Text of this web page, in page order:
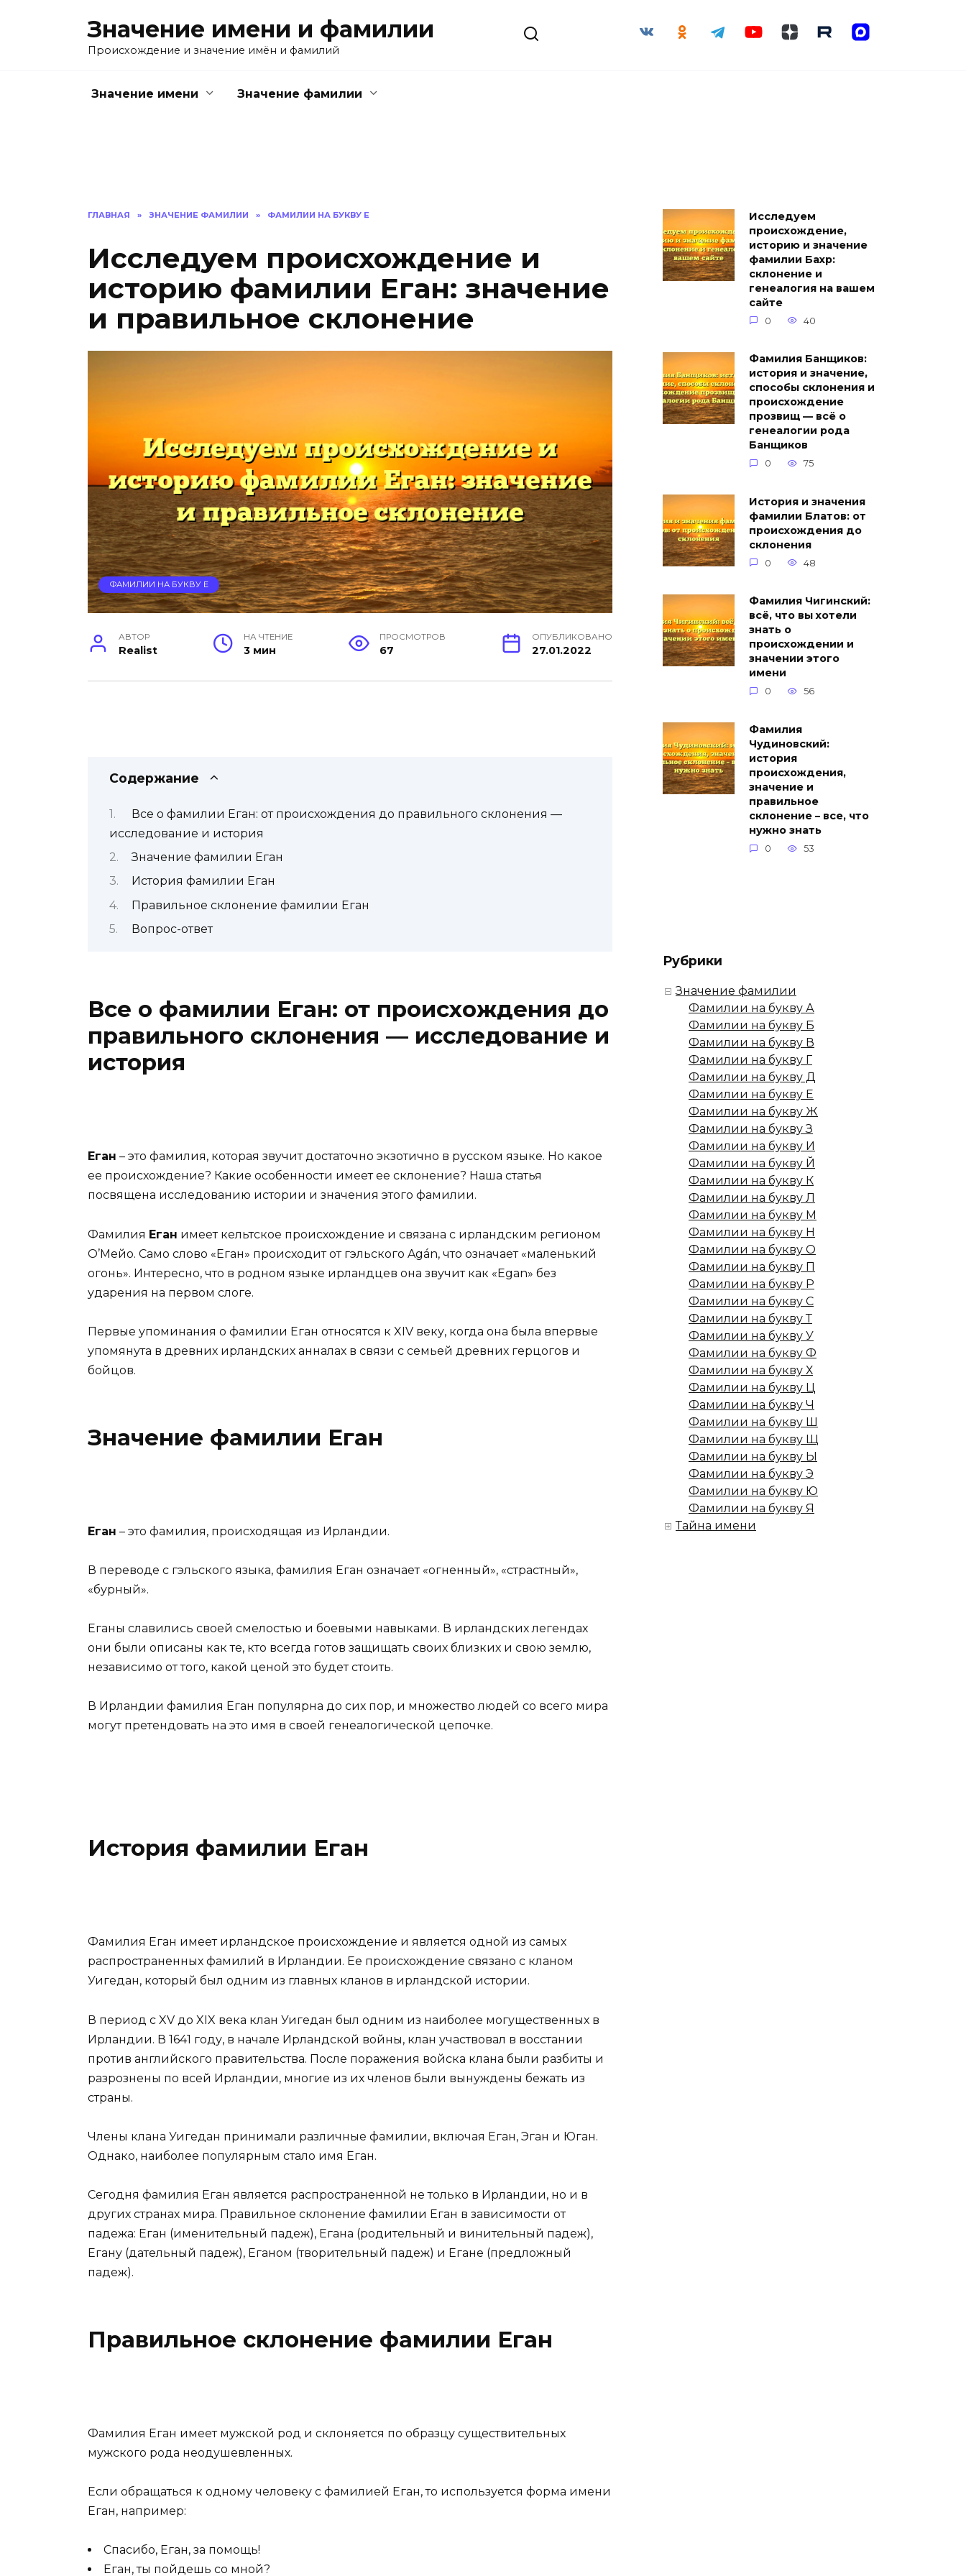
Значение имени и фамилии
Происхождение и значение имён и фамилий
Значение имени Значение фамилии
ГЛАВНАЯ » ЗНАЧЕНИЕ ФАМИЛИИ » ФАМИЛИИ НА БУКВУ Е
Исследуем происхождение и
историю фамилии Еган: значение
и правильное склонение
ФАМИЛИИ НА БУКВУ Е
АВТОР
Realist
НА ЧТЕНИЕ
3 мин
ПРОСМОТРОВ
67
ОПУБЛИКОВАНО
27.01.2022
Содержание
Все о фамилии Еган: от происхождения до правильного склонения —
исследование и история
Значение фамилии Еган
История фамилии Еган
Правильное склонение фамилии Еган
Вопрос-ответ
Все о фамилии Еган: от происхождения до
правильного склонения — исследование и
история
Еган – это фамилия, которая звучит достаточно экзотично в русском языке. Но какое
ее происхождение? Какие особенности имеет ее склонение? Наша статья
посвящена исследованию истории и значения этого фамилии.
Фамилия Еган имеет кельтское происхождение и связана с ирландским регионом
О’Мейо. Само слово «Еган» происходит от гэльского Agán, что означает «маленький
огонь». Интересно, что в родном языке ирландцев она звучит как «Egan» без
ударения на первом слоге.
Первые упоминания о фамилии Еган относятся к XIV веку, когда она была впервые
упомянута в древних ирландских анналах в связи с семьей древних герцогов и
бойцов.
Значение фамилии Еган
Еган – это фамилия, происходящая из Ирландии.
В переводе с гэльского языка, фамилия Еган означает «огненный», «страстный»,
«бурный».
Еганы славились своей смелостью и боевыми навыками. В ирландских легендах
они были описаны как те, кто всегда готов защищать своих близких и свою землю,
независимо от того, какой ценой это будет стоить.
В Ирландии фамилия Еган популярна до сих пор, и множество людей со всего мира
могут претендовать на это имя в своей генеалогической цепочке.
История фамилии Еган
Фамилия Еган имеет ирландское происхождение и является одной из самых
распространенных фамилий в Ирландии. Ее происхождение связано с кланом
Уигедан, который был одним из главных кланов в ирландской истории.
В период с XV до XIX века клан Уигедан был одним из наиболее могущественных в
Ирландии. В 1641 году, в начале Ирландской войны, клан участвовал в восстании
против английского правительства. После поражения войска клана были разбиты и
разрознены по всей Ирландии, многие из их членов были вынуждены бежать из
страны.
Члены клана Уигедан принимали различные фамилии, включая Еган, Эган и Юган.
Однако, наиболее популярным стало имя Еган.
Сегодня фамилия Еган является распространенной не только в Ирландии, но и в
других странах мира. Правильное склонение фамилии Еган в зависимости от
падежа: Еган (именительный падеж), Егана (родительный и винительный падеж),
Егану (дательный падеж), Еганом (творительный падеж) и Егане (предложный
падеж).
Правильное склонение фамилии Еган
Фамилия Еган имеет мужской род и склоняется по образцу существительных
мужского рода неодушевленных.
Если обращаться к одному человеку с фамилией Еган, то используется форма имени
Еган, например:
Спасибо, Еган, за помощь!
Еган, ты пойдешь со мной?
Исследуем
происхождение,
историю и значение
фамилии Бахр:
склонение и
генеалогия на вашем
сайте
0 40
Фамилия Банщиков:
история и значение,
способы склонения и
происхождение
прозвищ — всё о
генеалогии рода
Банщиков
0 75
История и значения
фамилии Блатов: от
происхождения до
склонения
0 48
Фамилия Чигинский:
всё, что вы хотели
знать о
происхождении и
значении этого
имени
0 56
Фамилия
Чудиновский:
история
происхождения,
значение и
правильное
склонение – все, что
нужно знать
0 53
Рубрики
Значение фамилии
Фамилии на букву А
Фамилии на букву Б
Фамилии на букву В
Фамилии на букву Г
Фамилии на букву Д
Фамилии на букву Е
Фамилии на букву Ж
Фамилии на букву З
Фамилии на букву И
Фамилии на букву Й
Фамилии на букву К
Фамилии на букву Л
Фамилии на букву М
Фамилии на букву Н
Фамилии на букву О
Фамилии на букву П
Фамилии на букву Р
Фамилии на букву С
Фамилии на букву Т
Фамилии на букву У
Фамилии на букву Ф
Фамилии на букву Х
Фамилии на букву Ц
Фамилии на букву Ч
Фамилии на букву Ш
Фамилии на букву Щ
Фамилии на букву Ы
Фамилии на букву Э
Фамилии на букву Ю
Фамилии на букву Я
Тайна имени